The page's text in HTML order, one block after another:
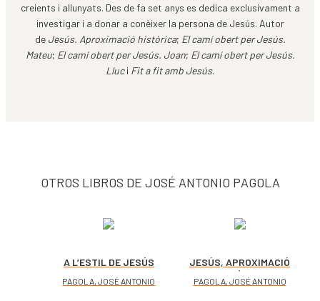
creients i allunyats. Des de fa set anys es dedica exclusivament a
investigar i a donar a conèixer la persona de Jesús. Autor
de Jesús. Aproximació històrica; El camí obert per Jesús.
Mateu; El camí obert per Jesús. Joan; El camí obert per Jesús.
Lluci Fit a fit amb Jesús.
OTROS LIBROS DE JOSÉ ANTONIO PAGOLA
A L’ESTIL DE JESÚS
PAGOLA, JOSÉ ANTONIO
JESÚS, APROXIMACIÓ
HISTÒRICA
PAGOLA, JOSÉ ANTONIO